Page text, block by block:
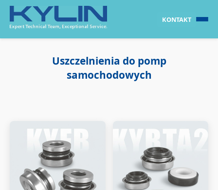
KONTAKT
Uszczelnienia do pomp
samochodowych